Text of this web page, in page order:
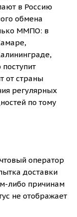
в Россию
обмена
ММПО: в
от страны
регулярных
по тому
оператор
доставки
либо причинам
не отображает